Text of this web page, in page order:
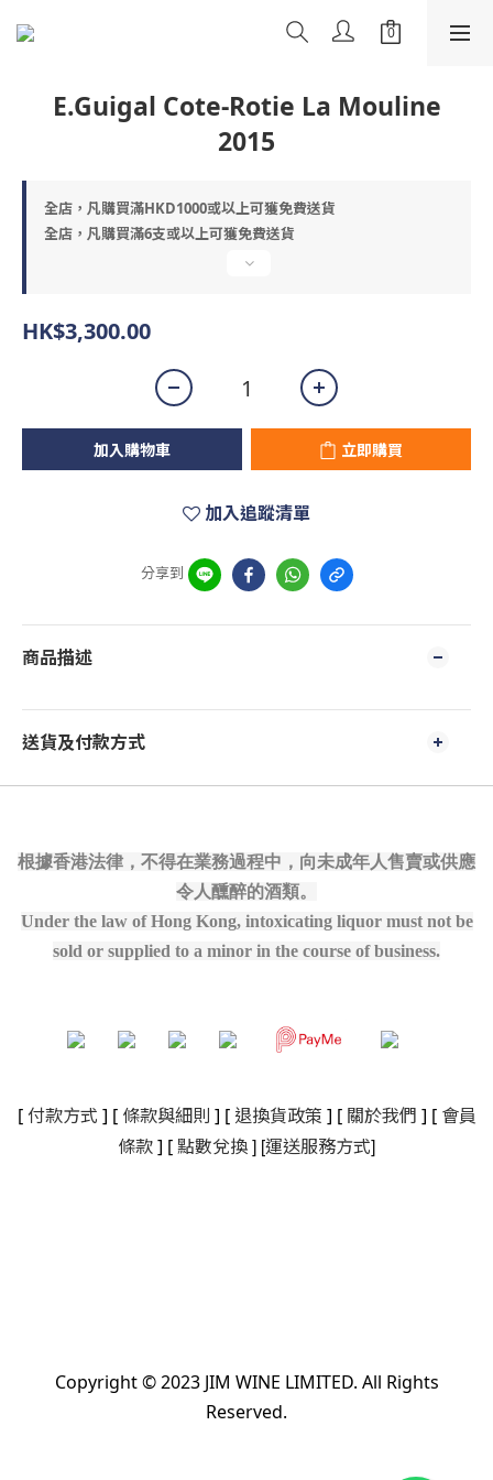
E.Guigal Cote-Rotie La Mouline
2015
全店，凡購買滿HKD1000或以上可獲免費送貨
全店，凡購買滿6支或以上可獲免費送貨
HK$3,300.00
加入購物車 立即購買
加入追蹤清單
分享到
商品描述
送貨及付款方式
根據香港法律，不得在業務過程中，向未成年人售賣或供應
令人醺醉的酒類。
Under the law of Hong Kong, intoxicating liquor must not be
sold or supplied to a minor in the course of business.
[ 付款方式 ] [ 條款與細則 ] [ 退換貨政策 ] [ 關於我們 ] [ 會員
條款] [點數兌換] [運送服務方式]
Copyright © 2023 JIM WINE LIMITED. All Rights
Reserved.